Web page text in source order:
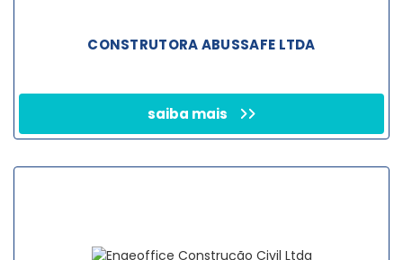
CONSTRUTORA ABUSSAFE LTDA
saiba mais